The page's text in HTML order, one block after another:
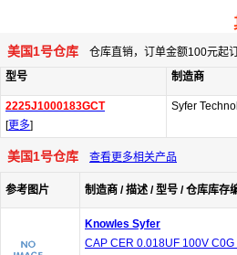
美国1号仓库 仓库直销，订单金额100元起
型号
制造商
2225J1000183GCT
[更多]
Syfer
美国1号仓库 查看更多相关产品
参考图片 制造商 / 描述 / 型号 / 仓库库存
Knowles Syfer
CAP CER 0.018UF 100V